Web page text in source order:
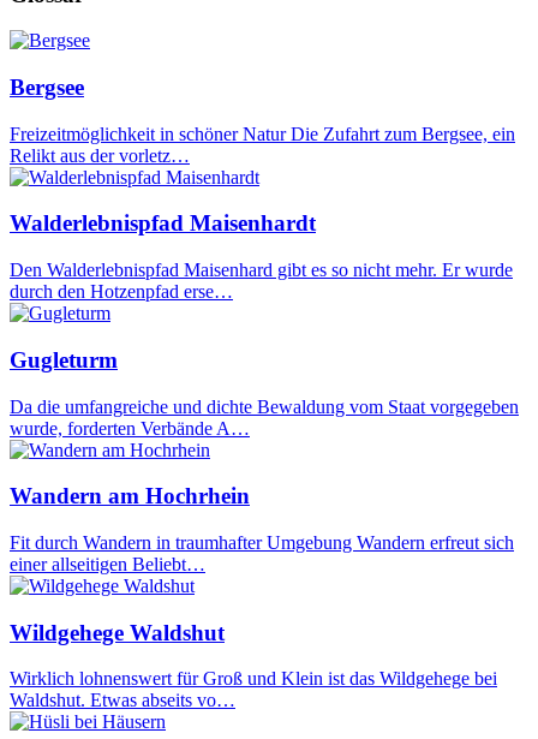
Bergsee
Freizeitmöglichkeit in schöner Natur Die Zufahrt zum Bergsee, ein
Relikt aus der vorletz…
Walderlebnispfad Maisenhardt
Den Walderlebnispfad Maisenhard gibt es so nicht mehr. Er wurde
durch den Hotzenpfad erse…
Gugleturm
Da die umfangreiche und dichte Bewaldung vom Staat vorgegeben
wurde, forderten Verbände A…
Wandern am Hochrhein
Fit durch Wandern in traumhafter Umgebung Wandern erfreut sich
einer allseitigen Beliebt…
Wildgehege Waldshut
Wirklich lohnenswert für Groß und Klein ist das Wildgehege bei
Waldshut. Etwas abseits vo…